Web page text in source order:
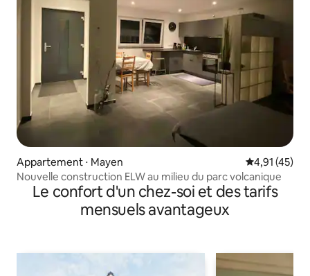
Appartement ⋅ Mayen Évaluation
4,91 (45)
Nouvelle construction ELW au milieu du parc volcanique
Le confort d'un chez-soi et des tarifs
mensuels avantageux